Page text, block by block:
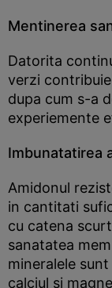
Mentinerea
Datorita
verzi
dupa cum s-a
experiemente
Imbunatatirea
Amidonul
in cantitati
cu catena
sanatatea
mineralele
calciul si